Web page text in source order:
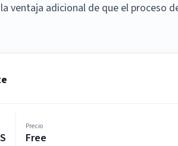
ventaja adicional de que el proceso
Precio
Free